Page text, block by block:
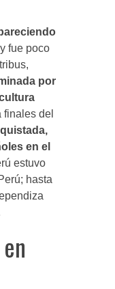
y fue poco
por
finales del
en el
estuvo
hasta